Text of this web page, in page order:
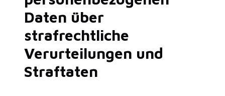
Daten über
strafrechtliche
Verurteilungen und
Straftaten